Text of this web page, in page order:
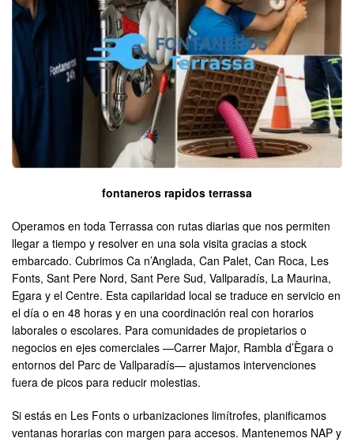
fontaneros rapidos terrassa
Operamos en toda Terrassa con rutas diarias que nos permiten
llegar a tiempo y resolver en una sola visita gracias a stock
embarcado. Cubrimos Ca n’Anglada, Can Palet, Can Roca, Les
Fonts, Sant Pere Nord, Sant Pere Sud, Vallparadís, La Maurina,
Egara y el Centre. Esta capilaridad local se traduce en servicio en
el día o en 48 horas y en una coordinación real con horarios
laborales o escolares. Para comunidades de propietarios o
negocios en ejes comerciales —Carrer Major, Rambla d’Ègara o
entornos del Parc de Vallparadís— ajustamos intervenciones
fuera de picos para reducir molestias.
Si estás en Les Fonts o urbanizaciones limítrofes, planificamos
ventanas horarias con margen para accesos. Mantenemos NAP y